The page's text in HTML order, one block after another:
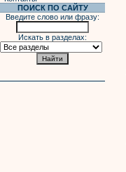
ПОИСК ПО САЙТУ
Введите слово или фразу:
Искать в разделах: